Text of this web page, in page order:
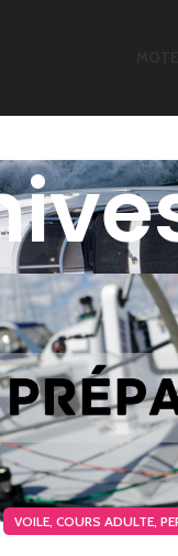
VOILE, COURS ADULTE,